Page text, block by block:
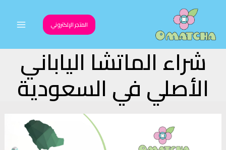
المحتوى
المتجر الإلكتروني
Main
شراء الماتشا الياباني
الأصلي في السعودية